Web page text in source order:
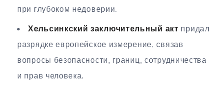
при глубоком недоверии.
Хельсинкский заключительный акт придал
разрядке европейское измерение, связав
вопросы безопасности, границ, сотрудничества
и прав человека.